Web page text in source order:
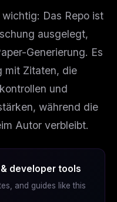
Das Repo ist
ausgelegt,
Generierung. Es
mit Zitaten, die
und
während die
Autor verbleibt.
developer tools
and guides like this